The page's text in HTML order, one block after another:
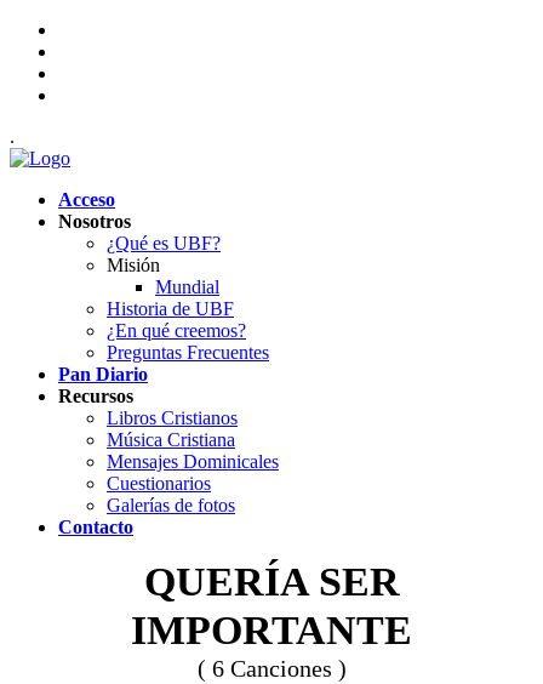
.
Acceso
Nosotros
¿Qué es UBF?
Misión
Mundial
Historia de UBF
¿En qué creemos?
Preguntas Frecuentes
Pan Diario
Recursos
Libros Cristianos
Música Cristiana
Mensajes Dominicales
Cuestionarios
Galerías de fotos
Contacto
QUERÍA SER
IMPORTANTE
( 6 Canciones )